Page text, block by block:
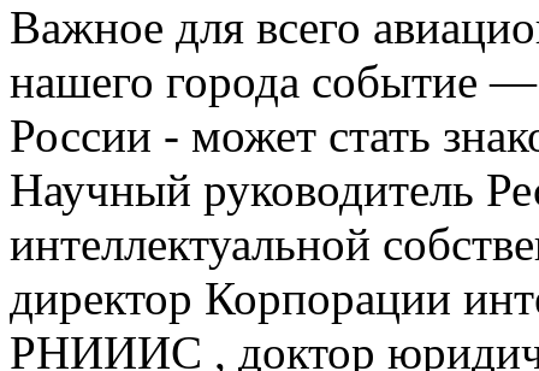
Важное для всего
нашего города событие
России - может стать
Научный руководитель
интеллектуальной
директор Корпорации
РНИИИС , доктор